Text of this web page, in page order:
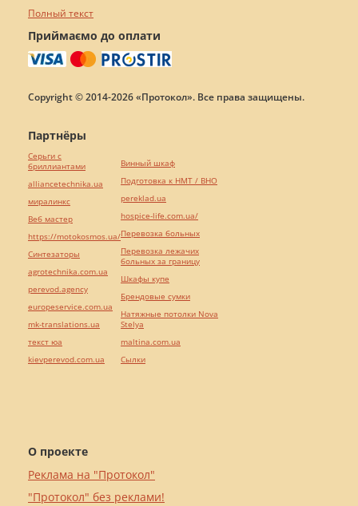
Полный текст
Приймаємо до оплати
Copyright © 2014-2026 «Протокол». Все права защищены.
О проекте
Реклама на "Протокол"
"Протокол" без реклами!
Партнёры
Серьги с
бриллиантами
alliancetechnika.ua
миралинкс
Веб мастер
https://motokosmos.ua/
Синтезаторы
agrotechnika.com.ua
perevod.agency
europeservice.com.ua
mk-translations.ua
текст юа
kievperevod.com.ua
Винный шкаф
Подготовка к НМТ / ВНО
pereklad.ua
hospice-life.com.ua/
Перевозка больных
Перевозка лежачих
больных за границу
Шкафы купе
Брендовые сумки
Натяжные потолки Nova
Stelya
maltina.com.ua
Cылки